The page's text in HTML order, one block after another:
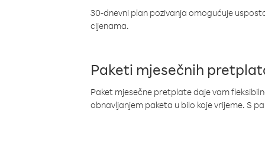
30-dnevni plan pozivanja omogućuje
cijenama.
Paketi mjesečnih
Paket mjesečne pretplate daje vam
obnavljanjem paketa u bilo koje vrijeme. S